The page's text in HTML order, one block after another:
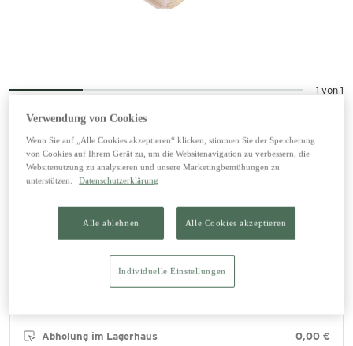
1 von 1
Montage-Set für den Trockenausbau
38,99 €
In den Warenkorb legen
Abholung im Lagerhaus 0,00 €
Verwendung von Cookies
Wenn Sie auf „Alle Cookies akzeptieren“ klicken, stimmen Sie der Speicherung
von Cookies auf Ihrem Gerät zu, um die Websitenavigation zu verbessern, die
Websitenutzung zu analysieren und unsere Marketingbemühungen zu
unterstützen.
Datenschutzerklärung
Alle ablehnen Alle Cookies akzeptieren
Individuelle Einstellungen